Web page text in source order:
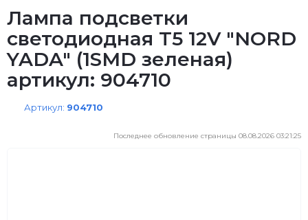
Лампа подсветки
светодиодная T5 12V "NORD
YADA" (1SMD зеленая)
артикул: 904710
Артикул: 904710
Последнее обновление страницы 08.08.2026 03:21:25